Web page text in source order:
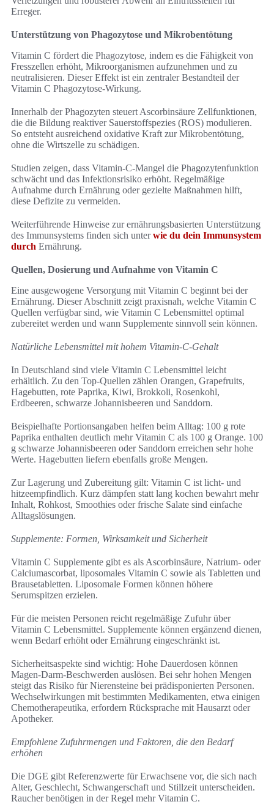
Erreger.
Unterstützung von Phagozytose und Mikrobentötung
Vitamin C fördert die Phagozytose, indem es die Fähigkeit von
Fresszellen erhöht, Mikroorganismen aufzunehmen und zu
neutralisieren. Dieser Effekt ist ein zentraler Bestandteil der
Vitamin C Phagozytose-Wirkung.
Innerhalb der Phagozyten steuert Ascorbinsäure Zellfunktionen,
die die Bildung reaktiver Sauerstoffspezies (ROS) modulieren.
So entsteht ausreichend oxidative Kraft zur Mikrobentötung,
ohne die Wirtszelle zu schädigen.
Studien zeigen, dass Vitamin-C-Mangel die Phagozytenfunktion
schwächt und das Infektionsrisiko erhöht. Regelmäßige
Aufnahme durch Ernährung oder gezielte Maßnahmen hilft,
diese Defizite zu vermeiden.
Weiterführende Hinweise zur ernährungsbasierten Unterstützung
des Immunsystems finden sich unterwie du dein Immunsystem
durch Ernährung.
Quellen, Dosierung und Aufnahme von Vitamin C
Eine ausgewogene Versorgung mit Vitamin C beginnt bei der
Ernährung. Dieser Abschnitt zeigt praxisnah, welche Vitamin C
Quellen verfügbar sind, wie Vitamin C Lebensmittel optimal
zubereitet werden und wann Supplemente sinnvoll sein können.
Natürliche Lebensmittel mit hohem Vitamin-C-Gehalt
In Deutschland sind viele Vitamin C Lebensmittel leicht
erhältlich. Zu den Top-Quellen zählen Orangen, Grapefruits,
Hagebutten, rote Paprika, Kiwi, Brokkoli, Rosenkohl,
Erdbeeren, schwarze Johannisbeeren und Sanddorn.
Beispielhafte Portionsangaben helfen beim Alltag: 100 g rote
Paprika enthalten deutlich mehr Vitamin C als 100 g Orange. 100
g schwarze Johannisbeeren oder Sanddorn erreichen sehr hohe
Werte. Hagebutten liefern ebenfalls große Mengen.
Zur Lagerung und Zubereitung gilt: Vitamin C ist licht- und
hitzeempfindlich. Kurz dämpfen statt lang kochen bewahrt mehr
Inhalt, Rohkost, Smoothies oder frische Salate sind einfache
Alltagslösungen.
Supplemente: Formen, Wirksamkeit und Sicherheit
Vitamin C Supplemente gibt es als Ascorbinsäure, Natrium- oder
Calciumascorbat, liposomales Vitamin C sowie als Tabletten und
Brausetabletten. Liposomale Formen können höhere
Serumspitzen erzielen.
Für die meisten Personen reicht regelmäßige Zufuhr über
Vitamin C Lebensmittel. Supplemente können ergänzend dienen,
wenn Bedarf erhöht oder Ernährung eingeschränkt ist.
Sicherheitsaspekte sind wichtig: Hohe Dauerdosen können
Magen-Darm-Beschwerden auslösen. Bei sehr hohen Mengen
steigt das Risiko für Nierensteine bei prädisponierten Personen.
Wechselwirkungen mit bestimmten Medikamenten, etwa einigen
Chemotherapeutika, erfordern Rücksprache mit Hausarzt oder
Apotheker.
Empfohlene Zufuhrmengen und Faktoren, die den Bedarf
erhöhen
Die DGE gibt Referenzwerte für Erwachsene vor, die sich nach
Alter, Geschlecht, Schwangerschaft und Stillzeit unterscheiden.
Raucher benötigen in der Regel mehr Vitamin C.